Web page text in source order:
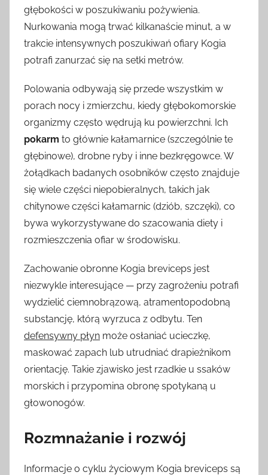
głębokości w poszukiwaniu pożywienia.
Nurkowania mogą trwać kilkanaście minut, a w
trakcie intensywnych poszukiwań ofiary Kogia
potrafi zanurzać się na setki metrów.
Polowania odbywają się przede wszystkim w
porach nocy i zmierzchu, kiedy głębokomorskie
organizmy często wędrują ku powierzchni. Ich
pokarm to głównie kałamarnice (szczególnie te
głębinowe), drobne ryby i inne bezkręgowce. W
żołądkach badanych osobników często znajduje
się wiele części niepobieralnych, takich jak
chitynowe części kałamarnic (dziób, szczęki), co
bywa wykorzystywane do szacowania diety i
rozmieszczenia ofiar w środowisku.
Zachowanie obronne Kogia breviceps jest
niezwykle interesujące — przy zagrożeniu potrafi
wydzielić ciemnobrązową, atramentopodobną
substancję, którą wyrzuca z odbytu. Ten
defensywny płyn może osłaniać ucieczkę,
maskować zapach lub utrudniać drapieżnikom
orientację. Takie zjawisko jest rzadkie u ssaków
morskich i przypomina obronę spotykaną u
głowonogów.
Rozmnażanie i rozwój
Informacje o cyklu życiowym Kogia breviceps są